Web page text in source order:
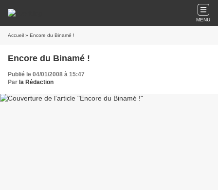
MENU
Accueil » Encore du Binamé !
Encore du Binamé !
Publié le 04/01/2008 à 15:47
Par la Rédaction